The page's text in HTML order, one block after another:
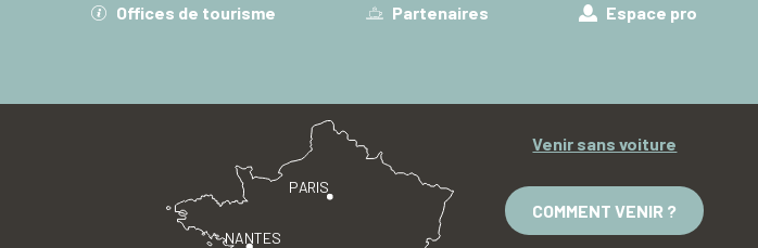
Offices de tourisme Partenaires Espace pro
PARIS
NANTES
Venir sans voiture
COMMENT VENIR ?